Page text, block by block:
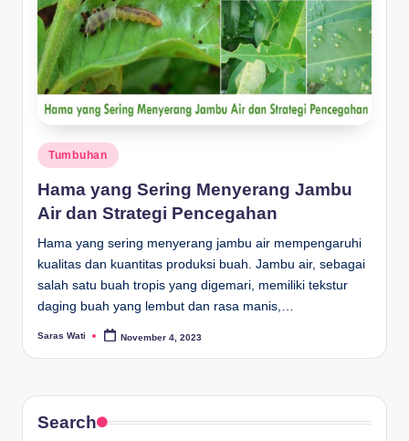
Posted
in
Tumbuhan
Hama yang Sering Menyerang Jambu
Air dan Strategi Pencegahan
Hama yang sering menyerang jambu air mempengaruhi
kualitas dan kuantitas produksi buah. Jambu air, sebagai
salah satu buah tropis yang digemari, memiliki tekstur
daging buah yang lembut dan rasa manis,…
Posted
Saras Wati November 4, 2023
Search